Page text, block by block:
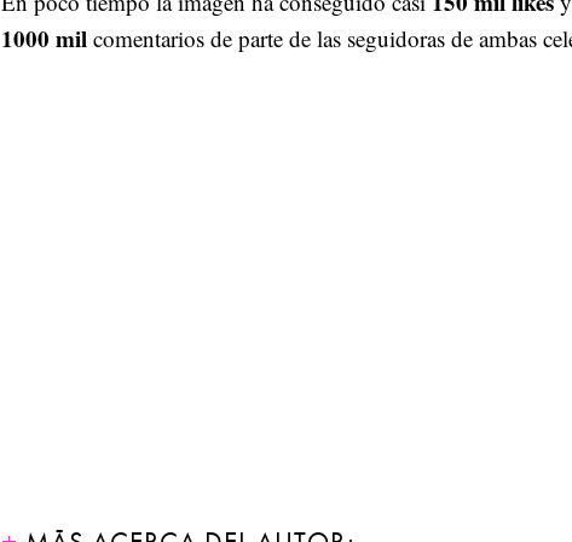
1000 mil comentarios de parte de las seguidoras de ambas